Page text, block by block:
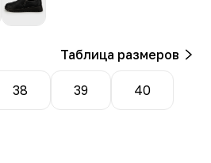
Таблица размеров
38 39 40